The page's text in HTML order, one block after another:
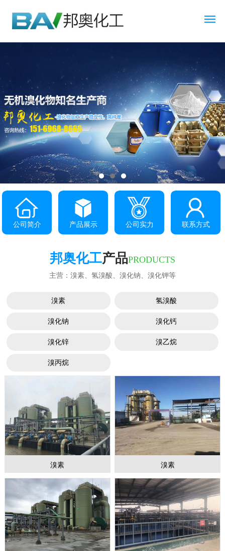
公司简介 产品展示 公司实力 联系方式
邦奥化工产品PRODUCTS
主营：溴素、氢溴酸、溴化钠、溴化钾等
溴素 氢溴酸
溴化钠 溴化钙
溴化锌 溴乙烷
溴丙烷
溴素 溴素